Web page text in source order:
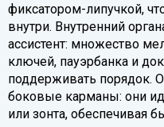
фиксатором-липучкой,
внутри. Внутренний
ассистент: множество
ключей, пауэрбанка и
поддерживать порядок.
боковые карманы: они
или зонта, обеспечивая